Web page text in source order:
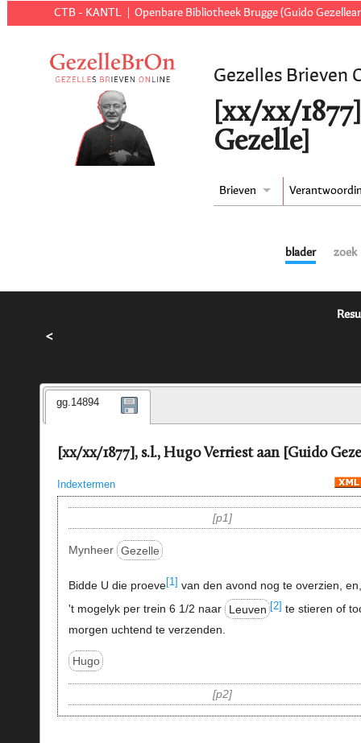
CTB - KANTL Openbare Bibliotheek Brugge (Guido
Gezelles Brieven
[xx/xx/
Gezelle]
Brieven
blader zoek
<
gg.14894
[xx/xx/1877], s.l., Hugo Verriest aan [Guido
Indextermen
p1
Mynheer Gezelle
Bidde U die proeve [1] van den avond nog te overzien,
't mogelyk per trein 6 1/2 naar
Leuven [2] te stieren of
morgen uchtend te verzenden.
Hugo
p2